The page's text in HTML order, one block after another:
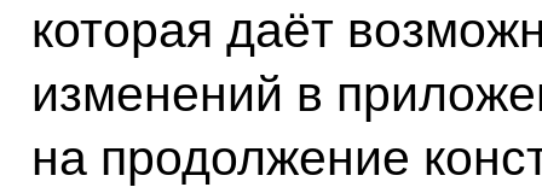
которая даёт
изменений в
на продолжение